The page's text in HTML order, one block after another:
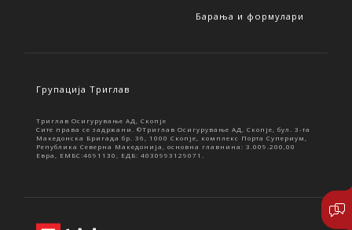
Барања и формулари
Групација Триглав
Триглав Осигурување АД, Скопје
Сите права се задржани. ©Триглав Осигурување АД, Скопје, бул. 3-та
Македонска Бригада бр. 36, 1000 Скопје, комплекс Порта Супериум,
Република Северна Македонија, основна главнина: 3.009.200,00
Евра, ЕМБС:4691130, ЕДБ: 4030993129071.